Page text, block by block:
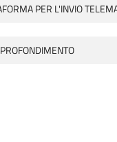
PER L'INVIO